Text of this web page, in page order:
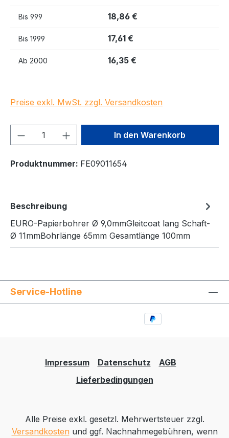
Bis 999 18,86 €
Bis 1999 17,61 €
Ab 2000 16,35 €
Preise exkl. MwSt. zzgl. Versandkosten
Produkt Anzahl: Gib denIn den Warenkorb
Produktnummer: FE09011654
Beschreibung
EURO-Papierbohrer Ø 9,0mmGleitcoat lang Schaft-
Ø 11mmBohrlänge 65mm Gesamtlänge 100mm
Service-Hotline
Impressum Datenschutz
AGB
Lieferbedingungen
Alle Preise exkl. gesetzl. Mehrwertsteuer zzgl.
Versandkosten und ggf. Nachnahmegebühren, wenn